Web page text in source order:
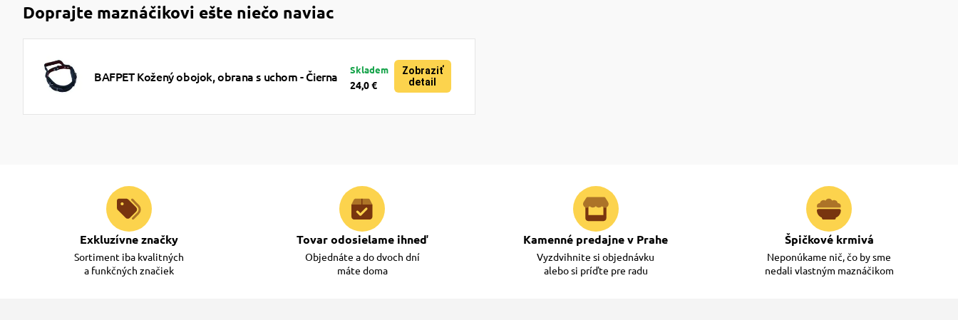
Doprajte maznáčikovi ešte niečo naviac
BAFPET Kožený obojok, obrana s uchom - Čierna Skladem
24,0 €
Zobraziť
detail
Exkluzívne značky
Sortiment iba kvalitných
a funkčných značiek
Tovar odosielame ihneď
Objednáte a do dvoch dní
máte doma
Kamenné predajne v Prahe
Vyzdvihnite si objednávku
alebo si príďte pre radu
Špičkové krmivá
Neponúkame nič, čo by sme
nedali vlastným maznáčikom